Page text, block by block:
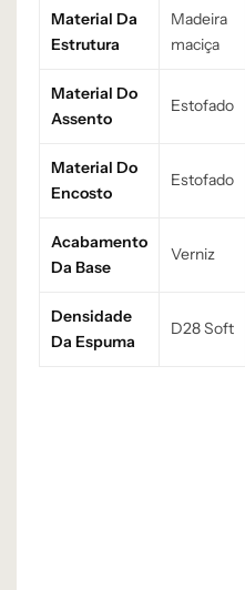
Material Da
Estrutura
Madeira
maciça
Material Do
Assento
Estofado
Material Do
Encosto
Estofado
Acabamento
Da Base
Verniz
Densidade
Da Espuma
D28 Soft